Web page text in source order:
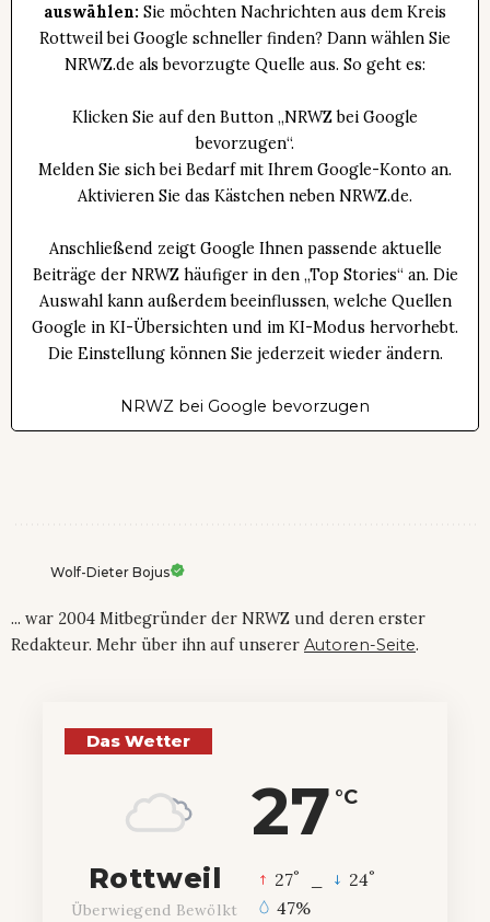
auswählen: Sie möchten Nachrichten aus dem Kreis
Rottweil bei Google schneller finden? Dann wählen Sie
NRWZ.de als bevorzugte Quelle aus. So geht es:
Klicken Sie auf den Button „NRWZ bei Google
bevorzugen“.
Melden Sie sich bei Bedarf mit Ihrem Google-Konto an.
Aktivieren Sie das Kästchen neben NRWZ.de.
Anschließend zeigt Google Ihnen passende aktuelle
Beiträge der NRWZ häufiger in den „Top Stories“ an. Die
Auswahl kann außerdem beeinflussen, welche Quellen
Google in KI-Übersichten und im KI-Modus hervorhebt.
Die Einstellung können Sie jederzeit wieder ändern.
NRWZ bei Google bevorzugen
Wolf-Dieter Bojus
... war 2004 Mitbegründer der NRWZ und deren erster
Redakteur. Mehr über ihn auf unserer Autoren-Seite.
Das Wetter
27 °C
Rottweil
Überwiegend Bewölkt
27° 24°
47%